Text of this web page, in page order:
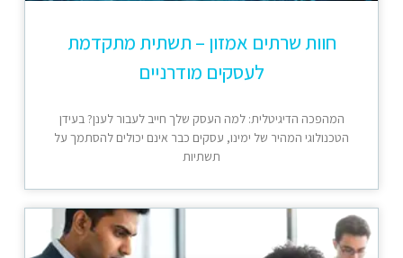
חוות שרתים אמזון – תשתית מתקדמת
לעסקים מודרניים
המהפכה הדיגיטלית: למה העסק שלך חייב לעבור לענן? בעידן
הטכנולוגי המהיר של ימינו, עסקים כבר אינם יכולים להסתמך על
תשתיות